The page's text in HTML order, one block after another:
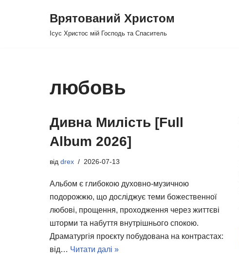
Врятований Христом
Ісус Христос мій Господь та Спаситель
любовь
Дивна Милість [Full
Album 2026]
від drex 2026-07-13
Альбом є глибокою духовно-музичною
подорожжю, що досліджує теми божественної
любові, прощення, проходження через життєві
шторми та набуття внутрішнього спокою.
Драматургія проєкту побудована на контрастах:
від… Читати далі »